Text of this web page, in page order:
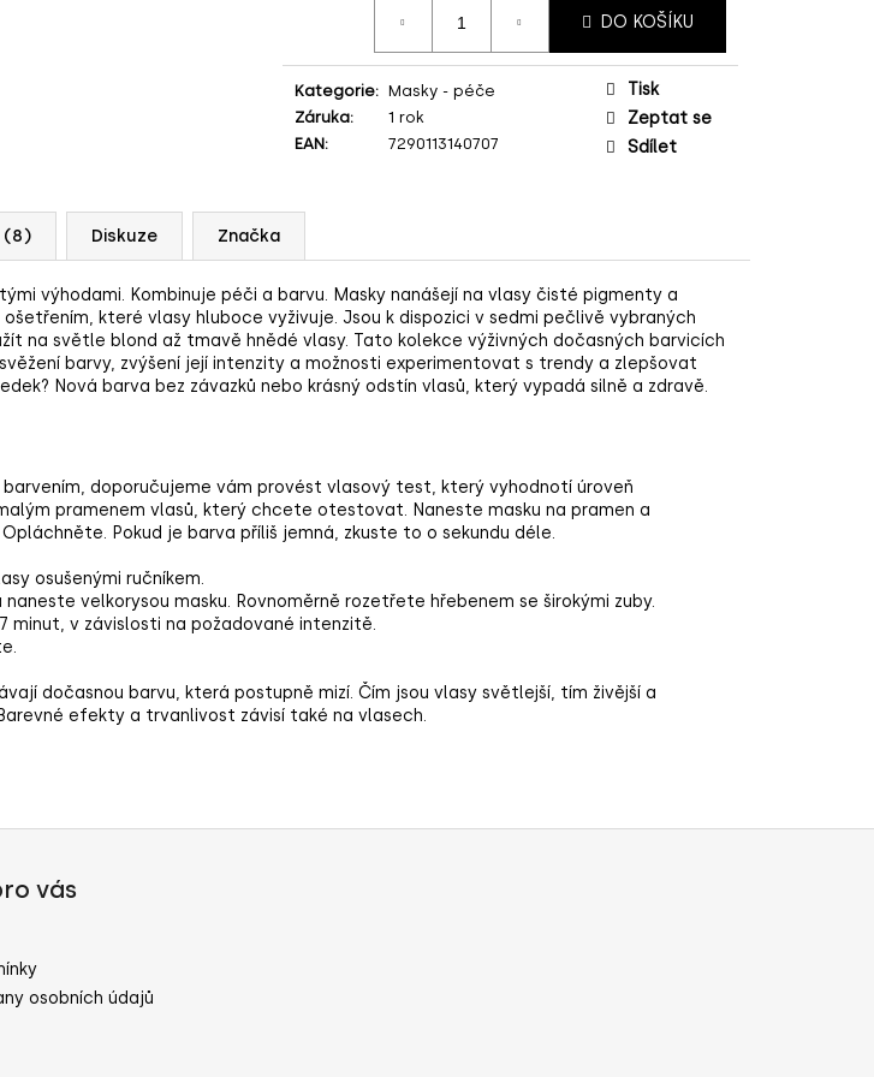
DO KOŠÍKU
Kategorie: Masky - péče
Záruka:
1 rok
EAN: 7290113140707
Tisk
Zeptat se
Sdílet
(8) Diskuze Značka
výhodami. Kombinuje péči a barvu. Masky nanášejí na vlasy čisté pigmenty a
které vlasy hluboce vyživuje. Jsou k dispozici v sedmi pečlivě vybraných
na světle blond až tmavě hnědé vlasy. Tato kolekce výživných dočasných barvicích
barvy, zvýšení její intenzity a možnosti experimentovat s trendy a zlepšovat
Nová barva bez závazků nebo krásný odstín vlasů, který vypadá silně a zdravě.
barvením, doporučujeme vám provést vlasový test, který vyhodnotí úroveň
pramenem vlasů, který chcete otestovat. Naneste masku na pramen a
Pokud je barva příliš jemná, zkuste to o sekundu déle.
osušenými ručníkem.
velkorysou masku. Rovnoměrně rozetřete hřebenem se širokými zuby.
minut, v závislosti na požadované intenzitě.
dočasnou barvu, která postupně mizí. Čím jsou vlasy světlejší, tím živější a
efekty a trvanlivost závisí také na vlasech.
vás
osobních údajů